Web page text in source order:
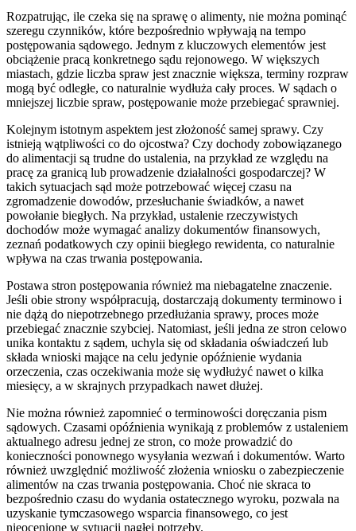
Rozpatrując, ile czeka się na sprawę o alimenty, nie można pominąć
szeregu czynników, które bezpośrednio wpływają na tempo
postępowania sądowego. Jednym z kluczowych elementów jest
obciążenie pracą konkretnego sądu rejonowego. W większych
miastach, gdzie liczba spraw jest znacznie większa, terminy rozpraw
mogą być odległe, co naturalnie wydłuża cały proces. W sądach o
mniejszej liczbie spraw, postępowanie może przebiegać sprawniej.
Kolejnym istotnym aspektem jest złożoność samej sprawy. Czy
istnieją wątpliwości co do ojcostwa? Czy dochody zobowiązanego
do alimentacji są trudne do ustalenia, na przykład ze względu na
pracę za granicą lub prowadzenie działalności gospodarczej? W
takich sytuacjach sąd może potrzebować więcej czasu na
zgromadzenie dowodów, przesłuchanie świadków, a nawet
powołanie biegłych. Na przykład, ustalenie rzeczywistych
dochodów może wymagać analizy dokumentów finansowych,
zeznań podatkowych czy opinii biegłego rewidenta, co naturalnie
wpływa na czas trwania postępowania.
Postawa stron postępowania również ma niebagatelne znaczenie.
Jeśli obie strony współpracują, dostarczają dokumenty terminowo i
nie dążą do niepotrzebnego przedłużania sprawy, proces może
przebiegać znacznie szybciej. Natomiast, jeśli jedna ze stron celowo
unika kontaktu z sądem, uchyla się od składania oświadczeń lub
składa wnioski mające na celu jedynie opóźnienie wydania
orzeczenia, czas oczekiwania może się wydłużyć nawet o kilka
miesięcy, a w skrajnych przypadkach nawet dłużej.
Nie można również zapomnieć o terminowości doręczania pism
sądowych. Czasami opóźnienia wynikają z problemów z ustaleniem
aktualnego adresu jednej ze stron, co może prowadzić do
konieczności ponownego wysyłania wezwań i dokumentów. Warto
również uwzględnić możliwość złożenia wniosku o zabezpieczenie
alimentów na czas trwania postępowania. Choć nie skraca to
bezpośrednio czasu do wydania ostatecznego wyroku, pozwala na
uzyskanie tymczasowego wsparcia finansowego, co jest
nieocenione w sytuacji nagłej potrzeby.